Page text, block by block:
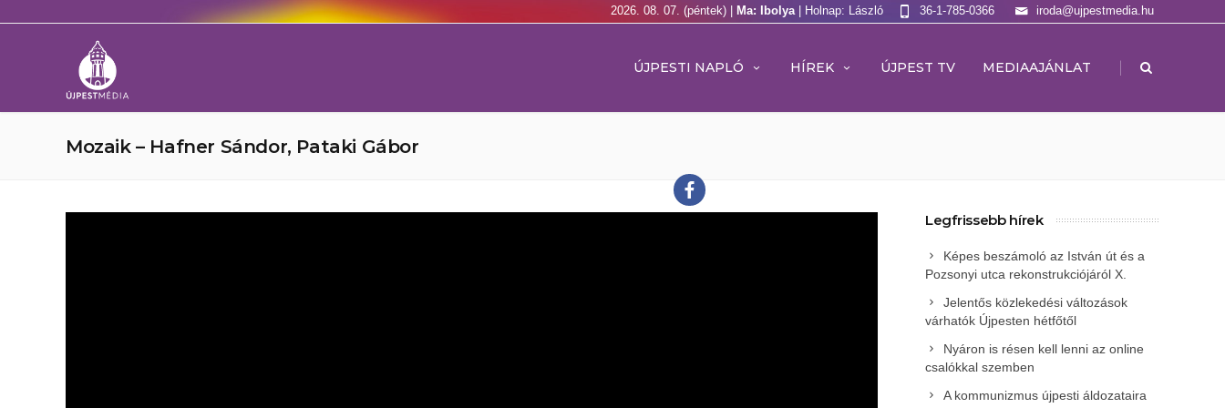
2026. 08. 07. (péntek) | Ma: Ibolya | Holnap: László iroda@ujpestmedia.hu
36-1-785-0366
ÚJPESTI NAPLÓ HÍREK ÚJPEST TV MEDIAAJÁNLAT |
Mozaik – Hafner Sándor, Pataki Gábor
Legfrissebb hírek
Képes beszámoló az István út és a
Pozsonyi utca rekonstrukciójáról X.
Jelentős közlekedési változások
várhatók Újpesten hétfőtől
Nyáron is résen kell lenni az online
csalókkal szemben
A kommunizmus újpesti áldozataira